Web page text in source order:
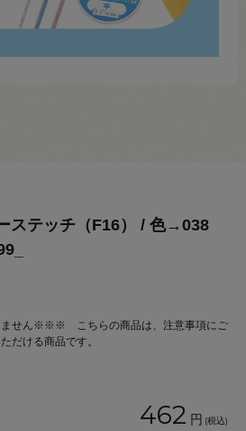
ステッチ（F16） / 色→038
せん※※※ こちらの商品は、注意事項にご
だける商品です。
462 円 (税込)